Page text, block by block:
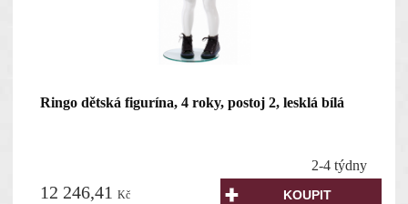
Ringo dětská figurína, 4 roky, postoj 2, lesklá bílá
2-4 týdny
12 246,41Kč